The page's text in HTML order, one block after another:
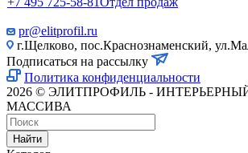
pr@elitprofil.ru
г.Щелково, пос.Краснознаменский,
Подписаться на рассылку
Политика конфиденциальности
2026 © ЭЛИТПРОФИЛЬ -
МАССИВА
Найти